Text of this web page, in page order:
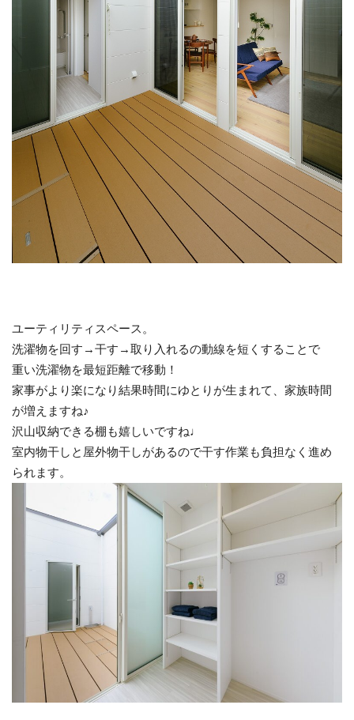
ユーティリティスペース。
洗濯物を回す→干す→取り入れるの動線を短くすることで
重い洗濯物を最短距離で移動！
家事がより楽になり結果時間にゆとりが生まれて、家族時間
が増えますね♪
沢山収納できる棚も嬉しいですね♩
室内物干しと屋外物干しがあるので干す作業も負担なく進め
られます。